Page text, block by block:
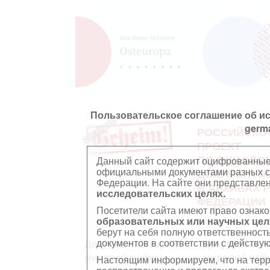
Пользовательское соглашение об
Данный сайт содержит
официальными документами разных
Федерации. На сайте они
исследовательских целях.
Посетители сайта имеют право
образовательных или научных
берут на себя полную
документов в соответствии с
Настоящим информируем, что на
ПРОЕКТ
ПО
В АРХИВАХ
ФЕДЕРАЦИИ
Документы Второй
мировой войны
Документы
мировой